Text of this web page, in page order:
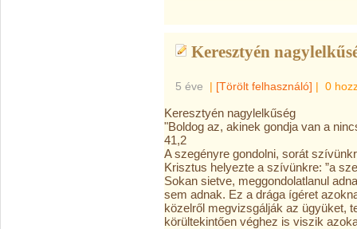
Keresztyén
5 éve | [Törölt felhasználó] | 0
Keresztyén nagylelkűség
"Boldog az, akinek gondja van a
41,2
A szegényre gondolni, sorát
Krisztus helyezte a szívünkre: ”a
Sokan sietve, meggondolatlanul
sem adnak. Ez a drága ígéret
közelről megvizsgálják az ügyüket,
körültekintően véghez is viszik